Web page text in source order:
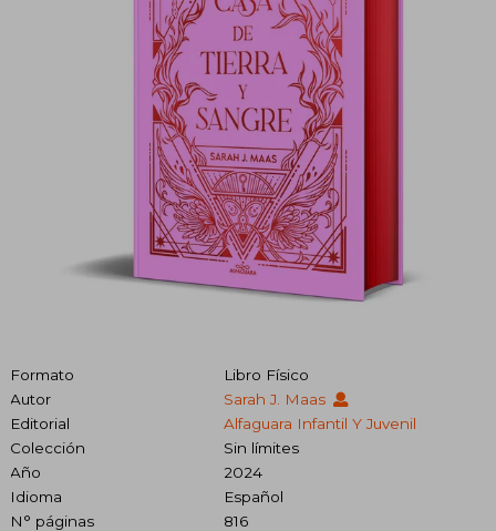
Formato
Libro Físico
Autor
Sarah J. Maas
Editorial
Alfaguara Infantil Y Juvenil
Colección
Sin límites
Año
2024
Idioma
Español
N° páginas
816